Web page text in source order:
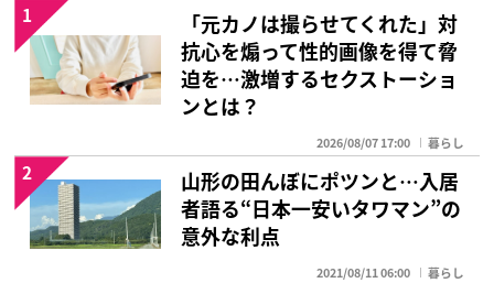
「元カノは撮らせてくれた」対
抗心を煽って性的画像を得て脅
迫を…激増するセクストーショ
ンとは？
2026/08/07 17:00 暮らし
1
山形の田んぼにポツンと…入居
者語る“日本一安いタワマン”の
意外な利点
2021/08/11 06:00 暮らし
2